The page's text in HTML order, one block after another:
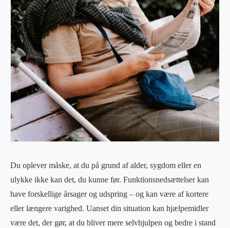
Du oplever måske, at du på grund af alder, sygdom eller en
ulykke ikke kan det, du kunne før. Funktionsnedsættelser kan
have forskellige årsager og udspring – og kan være af kortere
eller længere varighed. Uanset din situation kan hjælpemidler
være det, der gør, at du bliver mere selvhjulpen og bedre i stand